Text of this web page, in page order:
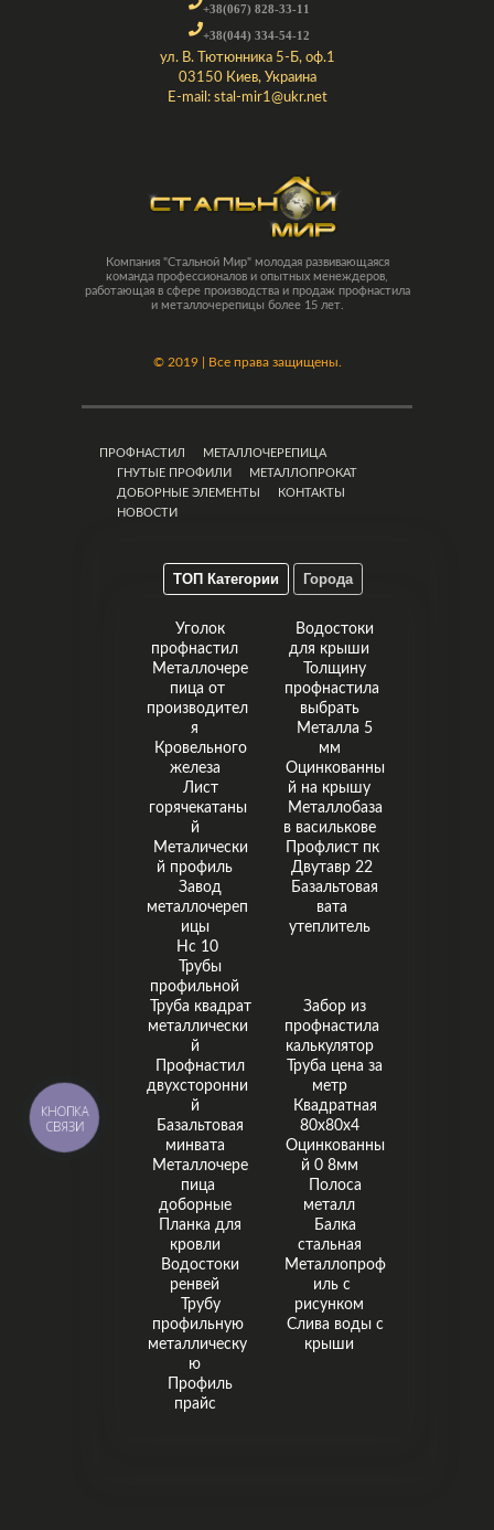
+38(067) 828-33-11
+38(044) 334-54-12
ул. В. Тютюнника 5-Б, оф.1
03150 Киев, Украина
E-mail: stal-mir1@ukr.net
Компания "Стальной Мир" молодая развивающаяся
команда профессионалов и опытных менеждеров,
работающая в сфере производства и продаж профнастила
и металлочерепицы более 15 лет.
© 2019 | Все права защищены.
ПРОФНАСТИЛ
МЕТАЛЛОЧЕРЕПИЦА
ГНУТЫЕ ПРОФИЛИ
МЕТАЛЛОПРОКАТ
ДОБОРНЫЕ ЭЛЕМЕНТЫ
КОНТАКТЫ
НОВОСТИ
ТОП Категории Города
Уголок
профнастил
Металлочере
пица от
производител
я
Кровельного
железа
Лист
горячекатаны
й
Металически
й профиль
Завод
металлочереп
ицы
Нс 10
Трубы
профильной
Водостоки
для крыши
Толщину
профнастила
выбрать
Металла 5
мм
Оцинкованны
й на крышу
Металлобаза
в василькове
Профлист пк
Двутавр 22
Базальтовая
вата
утеплитель
Труба квадрат
металлически
й
Профнастил
двухсторонни
й
Базальтовая
минвата
Металлочере
пица
доборные
Планка для
кровли
Водостоки
ренвей
Трубу
профильную
металлическу
ю
Профиль
прайс
Забор из
профнастила
калькулятор
Труба цена за
метр
Квадратная
80х80х4
Оцинкованны
й 0 8мм
Полоса
металл
Балка
стальная
Металлопроф
иль с
рисунком
Слива воды с
крыши
КНОПКА
СВЯЗИ